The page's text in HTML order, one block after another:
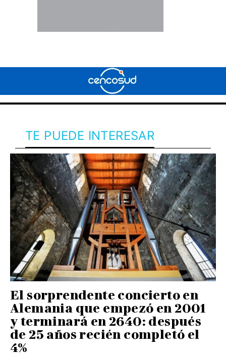
TE PUEDE INTERESAR
El sorprendente concierto en
Alemania que empezó en 2001
y terminará en 2640: después
de 25 años recién completó el
4%